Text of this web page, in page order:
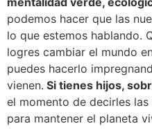
podemos hacer que las
lo que estemos hablando.
logres cambiar el mundo
puedes hacerlo
vienen. Si tienes hijos,
el momento de decirles
para mantener el planeta